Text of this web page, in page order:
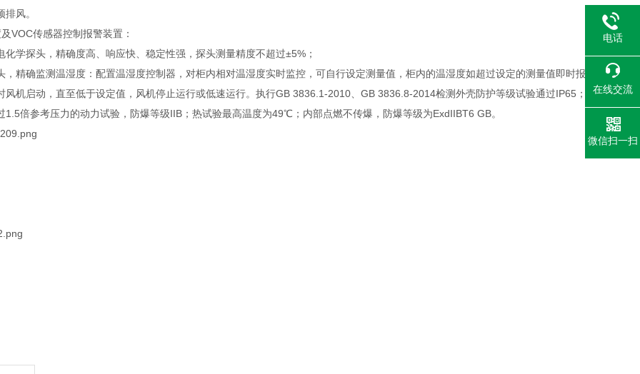
风。
VOC传感器控制报警装置：
学探头，精确度高、响应快、稳定性强，探头测量精度不超过±5%；
精确监测温湿度：配置温湿度控制器，对柜内相对温湿度实时监控，可自行设定测量值，柜内的温湿度如超过设定的测量值即时报
风机启动，直至低于设定值，风机停止运行或低速运行。执行GB 3836.1-2010、GB 3836.8-2014检测外壳防护等级试验通过IP65；
1.5倍参考压力的动力试验，防爆等级IIB；热试验最高温度为49℃；内部点燃不传爆，防爆等级为ExdIIBT6 GB。
电话
在线交流
微信扫一扫